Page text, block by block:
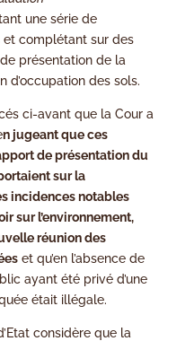
une série de
et complétant sur des
présentation de la
d’occupation des sols.
ci-avant que la Cour a
n jugeant que ces
de présentation du
sur la
incidences notables
sur l’environnement,
réunion des
et qu’en l’absence de
ayant été privé d’une
était illégale.
considère que la